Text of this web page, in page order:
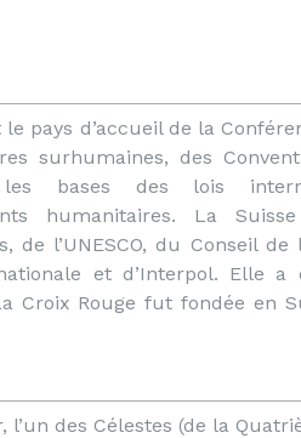
pays d’accueil de la
surhumaines, des
les bases des lois
humanitaires. La
de l’UNESCO, du Conseil
et d’Interpol. Elle a
Croix Rouge fut fondée en
des Célestes (de la